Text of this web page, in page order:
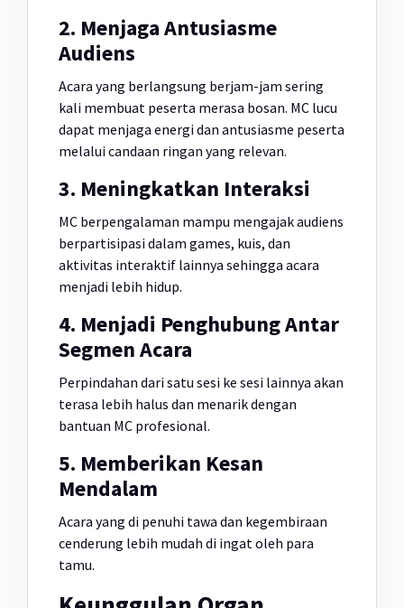
2. Menjaga Antusiasme
Audiens
Acara yang berlangsung berjam-jam sering
kali membuat peserta merasa bosan. MC lucu
dapat menjaga energi dan antusiasme peserta
melalui candaan ringan yang relevan.
3. Meningkatkan Interaksi
MC berpengalaman mampu mengajak audiens
berpartisipasi dalam games, kuis, dan
aktivitas interaktif lainnya sehingga acara
menjadi lebih hidup.
4. Menjadi Penghubung Antar
Segmen Acara
Perpindahan dari satu sesi ke sesi lainnya akan
terasa lebih halus dan menarik dengan
bantuan MC profesional.
5. Memberikan Kesan
Mendalam
Acara yang di penuhi tawa dan kegembiraan
cenderung lebih mudah di ingat oleh para
tamu.